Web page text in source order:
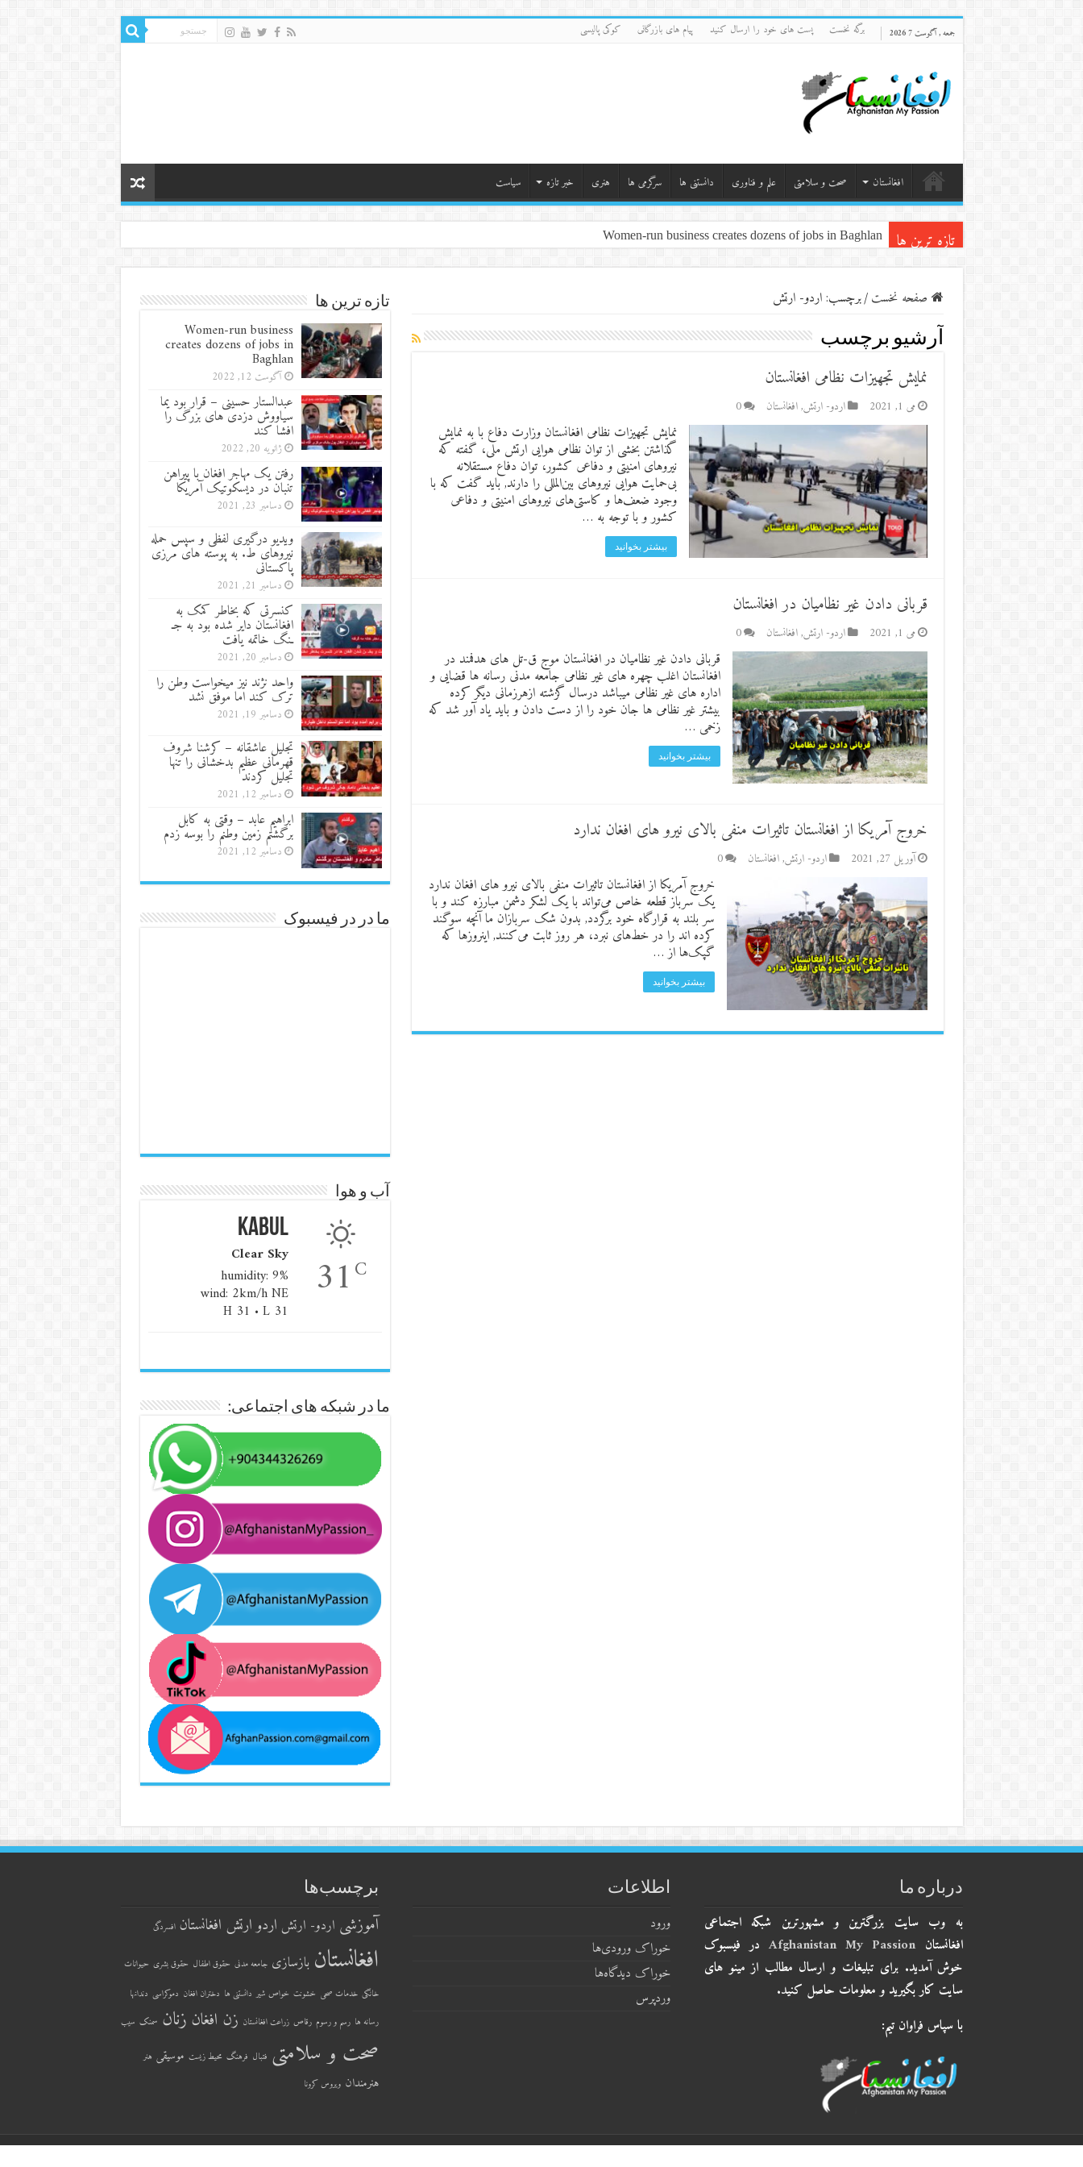
جمعه , آگوست 7 2026 برگه نخست پست های خود را ارسال کنید پیام های بازرگانی کوکی پالیسی
افغانستان صحت و سلامتی علم و فناوری دانستنی ها سرگرمی ها هنری خبر تازه سیاست
تازه ترین ها Women-run business creates dozens of jobs in Baghlan
صفحه نخست/برچسب:اردو- ارتش
آرشیو برچسب
نمایش تجهیزات نظامی افغانستان
می 1, 2021 اردو- ارتش,افغانستان 0
نمایش تجهیزات نظامی افغانستان وزارت دفاع با به نمایش
گذاشتن بخشی از توان نظامی هوایی ارتش ملی، گفته که
نیروهای امنیتی و دفاعی کشور، توان دفاع مستقلانه
بی‌حمایت هوایی نیروهای بین‌المللی را دارند, باید گفت که با
وجود ضعف‌ها و کاستی‌های نیروهای امنیتی و دفاعی
کشور و با توجه به …
بیشتر بخوانید
قربانی دادن غیر نظامیان در افغانستان
می 1, 2021 اردو- ارتش,افغانستان 0
قربانی دادن غیر نظامیان در افغانستان موج ق-تل های هدفمند در
افغانستان اغلب چهره های غیر نظامی جامعه مدنی رسانه ها قضایی و
اداره های غیر نظامی میباشد درسال گزشته ازهرزمانی دیگر کرده
بیشتر غیر نظامی ها جان خود را از دست دادن و باید یاد آور شد که
زخمی …
بیشتر بخوانید
خروج آمریکا از افغانستان تاثیرات منفی بالای نیرو های افغان ندارد
آوریل 27, 2021 اردو- ارتش,افغانستان 0
خروج آمریکا از افغانستان تاثیرات منفی بالای نیرو های افغان ندارد
یک سرباز قطعه خاص می‌تواند با یک لشکر دشمن مبارزه کند و با
سر بلند به قرارگاه خود برگردد, بدون شک سربازان ما آنچه سوگند
کرده اند را در خط‌های نبرد، هر روز ثابت می‌کنند, اینروزها که
گپک‌ها از …
بیشتر بخوانید
تازه ترین ها
Women-run business
creates dozens of jobs in
Baghlan
آگوست 12, 2022
عبدالستار حسینی – قرار بود یما
سیاووش دزدی های بزرگ را
افشا کند
ژانویه 20, 2022
رفتن یک مهاجر افغان با پیراهن
تنبان در دیسکوتیک آمریکا
دسامبر 23, 2021
ویدیو درگیری لفظی و سپس حمله
نیروهای ط. به پوسته های مرزی
پاکستانی
دسامبر 21, 2021
کنسرتی که بخاطر کمک به
افغانستان دایر شده بود به جـ
ـنگ خاتمه یافت
دسامبر 20, 2021
واحد نژند نیز میخواست وطن را
ترک کند اما موفق نشد
دسامبر 19, 2021
تجلیل عاشقانه – کرشنا شروف
قهرمانی عظیم بدخشانی را تنها
تجلیل کردند
دسامبر 12, 2021
ابراهیم عابد – وقتی به کابل
برگشتم زمین وطنم را بوسه زدم
دسامبر 12, 2021
ما در در فیسبوک
آب و هوا
31 C
Kabul
Clear Sky
humidity: 9%
wind: 2km/h NE
H 31 • L 31
ما در شبکه های اجتماعی:
درباره ما
به وب سایت بزرگترین و مشهورترین شبکه اجتماعی
افغانستانAfghanistan My Passion در فیسبوک
خوش آمدید. برای تبلیغات و ارسال مطالب از مینو های
سایت کار بگیرید و معلومات حاصل کنید.
با سپاس فراوان تیم:
اطلاعات
ورود
خوراک ورودی‌ها
خوراک دیدگاه‌ها
وردپرس
برچسب‌ها
آموزشی اردو- ارتش اردو ارتش افغانستان افسردگی
افغانستان بازسازی جامعه مدنی حقوق اطفال حقوق بشری حیوانات
خانگی خدمات صحی خشونت خواص شیر دانستنی ها دختران افغان دموکراسی دندانها
رسانه ها رسم و رسوم رقاص زراعت افغانستان زن افغان زنان سمنک سیب
صحت و سلامتی فتبال فرهنگ محیط زیست موسیقی هنر
هنرمندان ویروس کرونا